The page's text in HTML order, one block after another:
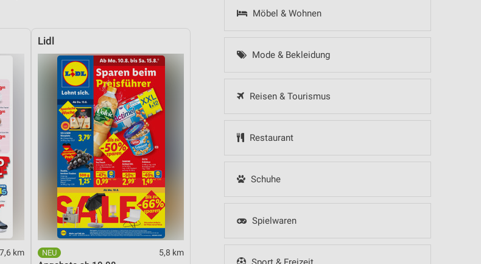
Möbel & Wohnen
Mode & Bekleidung
Reisen & Tourismus
Restaurant
Schuhe
Spielwaren
km
Lidl
5,8 km